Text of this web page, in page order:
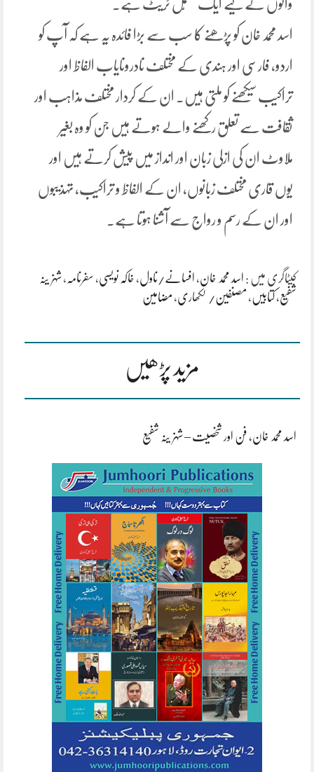
والوں کے لیے ایک مکمّل ٹریٹ ہے۔
اسد محمد خان کو پڑھنے کا سب سے بڑا فائدہ یہ ہے کہ آپ کو
اردو، فارسی اور ہندی کے مختلف نادرونایاب الفاظ اور
تراکیب سیکھنے کو ملتی ہیں۔ ان کے کردار مختلف مذاہب اور
ثقافت سے تعلق رکھنے والے ہوتے ہیں جن کو وہ بغیر
ملاوٹ ان کی ازلی زبان اور انداز میں پیش کرتے ہیں اور
یوں قاری مختلف زبانوں، ان کے الفاظ و تراکیب، تہذیبوں
اور ان کے رسم و رواج سے آشنا ہوتا ہے۔
کیٹاگری میں : اسد محمد خان، افسانے/ناول، خاکہ نویسی، سفرنامہ ،شہزینہ
شفیع،کتابیں ، مصنفین/ لکھاری، مضامین
مزید پڑھیں
اسد محمد خان، فن اور شخصیت – شہزینہ شفیع